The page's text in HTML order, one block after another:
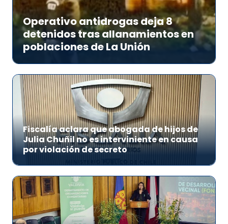
Operativo antidrogas deja 8
detenidos tras allanamientos en
poblaciones de La Unión
Fiscalía aclara que abogada de hijos de
Julia Chuñil no es interviniente en causa
por violación de secreto